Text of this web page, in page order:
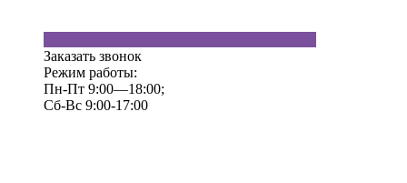
Заказать звонок
Режим работы:
Пн-Пт 9:00—18:00;
Сб-Вс 9:00-17:00